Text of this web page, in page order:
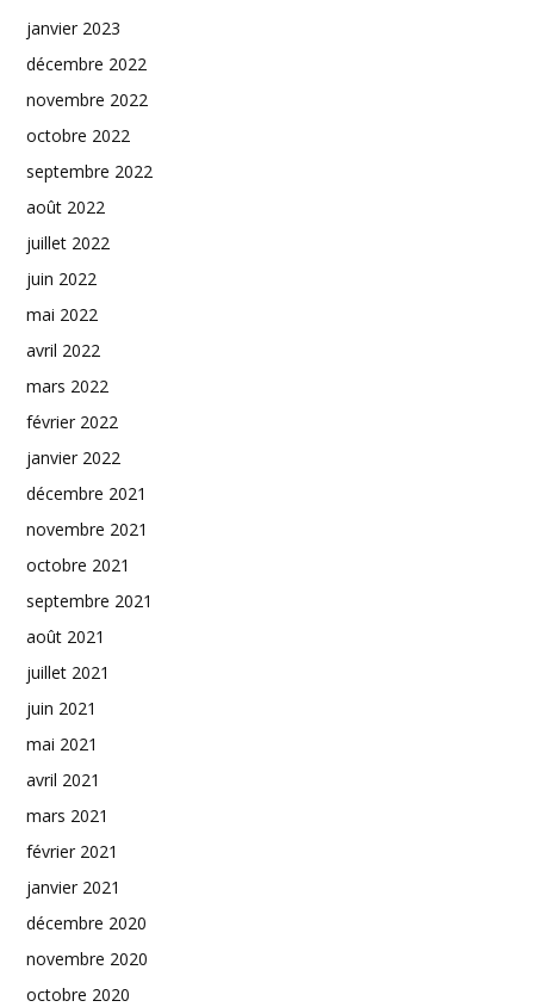
janvier 2023
décembre 2022
novembre 2022
octobre 2022
septembre 2022
août 2022
juillet 2022
juin 2022
mai 2022
avril 2022
mars 2022
février 2022
janvier 2022
décembre 2021
novembre 2021
octobre 2021
septembre 2021
août 2021
juillet 2021
juin 2021
mai 2021
avril 2021
mars 2021
février 2021
janvier 2021
décembre 2020
novembre 2020
octobre 2020